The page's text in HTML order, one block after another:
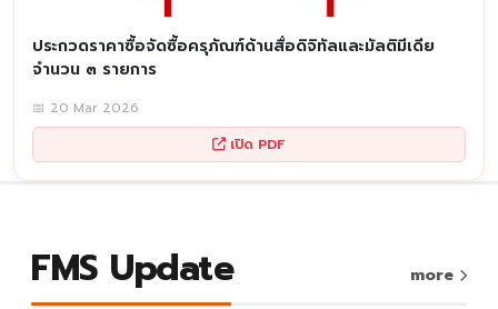
ประกวดราคาซื้อจัดซื้อครุภัณฑ์ด้านสื่อดิจิทัลและมัลติมีเดีย
จำนวน ๓ รายการ
📅 20 Mar 2026
เปิด PDF
FMS Update more